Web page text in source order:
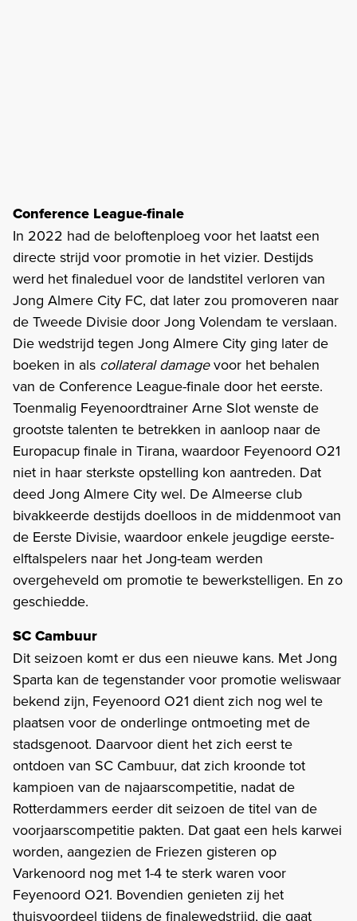
Conference League-finale
In 2022 had de beloftenploeg voor het laatst een
directe strijd voor promotie in het vizier. Destijds
werd het finaleduel voor de landstitel verloren van
Jong Almere City FC, dat later zou promoveren naar
de Tweede Divisie door Jong Volendam te verslaan.
Die wedstrijd tegen Jong Almere City ging later de
boeken in als collateral damagevoor het behalen
van de Conference League-finale door het eerste.
Toenmalig Feyenoordtrainer Arne Slot wenste de
grootste talenten te betrekken in aanloop naar de
Europacup finale in Tirana, waardoor Feyenoord O21
niet in haar sterkste opstelling kon aantreden. Dat
deed Jong Almere City wel. De Almeerse club
bivakkeerde destijds doelloos in de middenmoot van
de Eerste Divisie, waardoor enkele jeugdige eerste-
elftalspelers naar het Jong-team werden
overgeheveld om promotie te bewerkstelligen. En zo
geschiedde.
SC Cambuur
Dit seizoen komt er dus een nieuwe kans. Met Jong
Sparta kan de tegenstander voor promotie weliswaar
bekend zijn, Feyenoord O21 dient zich nog wel te
plaatsen voor de onderlinge ontmoeting met de
stadsgenoot. Daarvoor dient het zich eerst te
ontdoen van SC Cambuur, dat zich kroonde tot
kampioen van de najaarscompetitie, nadat de
Rotterdammers eerder dit seizoen de titel van de
voorjaarscompetitie pakten. Dat gaat een hels karwei
worden, aangezien de Friezen gisteren op
Varkenoord nog met 1-4 te sterk waren voor
Feyenoord O21. Bovendien genieten zij het
thuisvoordeel tijdens de finalewedstrijd, die gaat